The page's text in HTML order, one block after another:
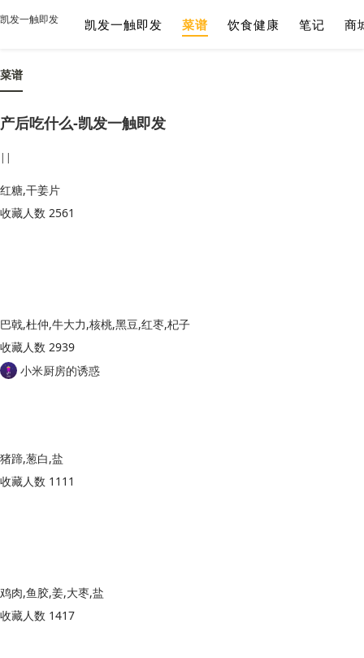
凯发一触即发 凯发一触即发 菜谱 饮食健康 笔记 商
菜谱
产后吃什么-凯发一触即发
||
红糖,干姜片
收藏人数 2561
巴戟,杜仲,牛大力,核桃,黑豆,红枣,杞子
收藏人数 2939
小米厨房的诱惑
猪蹄,葱白,盐
收藏人数 1111
鸡肉,鱼胶,姜,大枣,盐
收藏人数 1417